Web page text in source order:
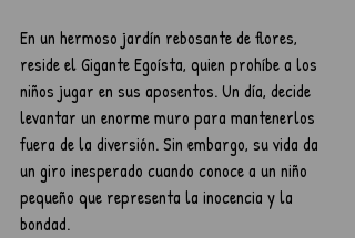
En un hermoso jardín rebosante de flores,
reside el Gigante Egoísta, quien prohíbe a los
niños jugar en sus aposentos. Un día, decide
levantar un enorme muro para mantenerlos
fuera de la diversión. Sin embargo, su vida da
un giro inesperado cuando conoce a un niño
pequeño que representa la inocencia y la
bondad.